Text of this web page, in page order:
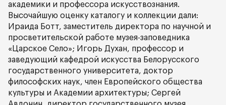
академики и профессора искусствознания.
Высочайшую оценку каталогу и коллекции дали:
Ираида Ботт, заместитель директора по научной и
просветительской работе музея-заповедника
«Царское Село»; Игорь Духан, профессор и
заведующий кафедрой искусства Белорусского
государственного университета, доктор
философских наук, член Европейского общества
культуры и Академии архитектуры; Сергей